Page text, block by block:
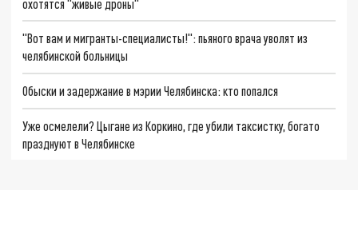
охотятся "живые дроны"
"Вот вам и мигранты-специалисты!": пьяного врача уволят из
челябинской больницы
Обыски и задержание в мэрии Челябинска: кто попался
Уже осмелели? Цыгане из Коркино, где убили таксистку, богато
празднуют в Челябинске